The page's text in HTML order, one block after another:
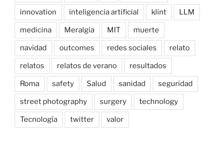
innovation inteligencia artificial klint LLM
medicina Meralgia MIT muerte
navidad outcomes redes sociales relato
relatos relatos de verano resultados
Roma safety Salud sanidad seguridad
street photography surgery technology
Tecnología twitter valor